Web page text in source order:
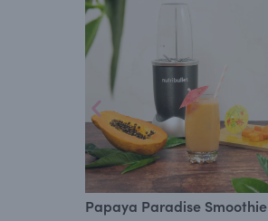
Papaya Paradise Smoothie